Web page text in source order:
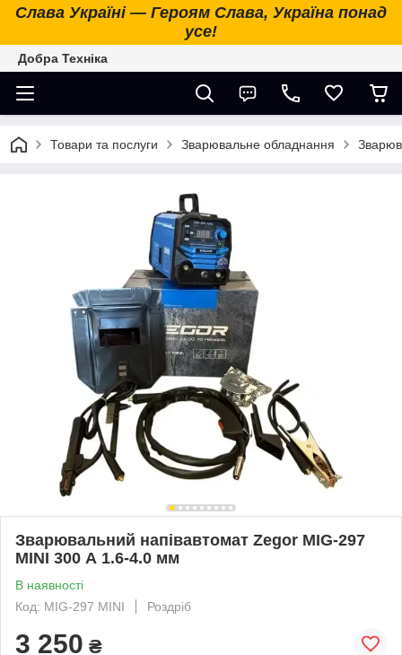
Слава Україні — Героям Слава, Україна понад
усе!
Добра Техніка
Товари та послуги Зварювальне обладнання
Зварювальний напівавтомат Zegor MIG-297
MINI 300 А 1.6-4.0 мм
В наявності
Код: MIG-297 MINI
Роздріб
3 250 ₴